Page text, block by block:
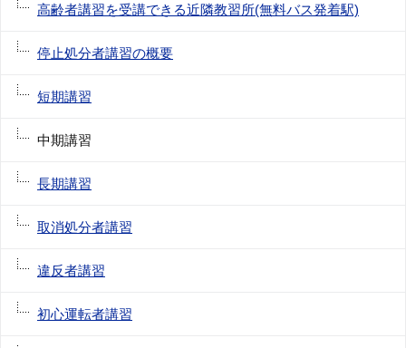
高齢者講習を受講できる近隣教習所(無料バス発着駅)
停止処分者講習の概要
短期講習
中期講習
長期講習
取消処分者講習
違反者講習
初心運転者講習